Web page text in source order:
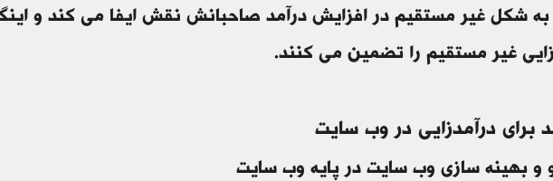
شکل غیر مستقیم در افزایش درآمد صاحبانش نقش ایفا می کند و
غیر مستقیم را تضمین می کنند.
و بهینه سازی وب سایت در پایه وب سایت